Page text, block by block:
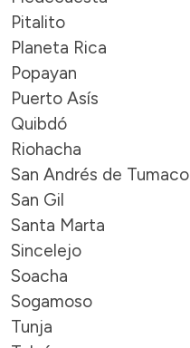
Pitalito
Planeta Rica
Popayan
Puerto Asís
Quibdó
Riohacha
San Andrés de Tumaco
San Gil
Santa Marta
Sincelejo
Soacha
Sogamoso
Tunja